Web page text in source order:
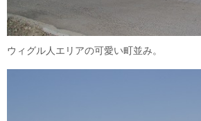
ウィグル人エリアの可愛い町並み。